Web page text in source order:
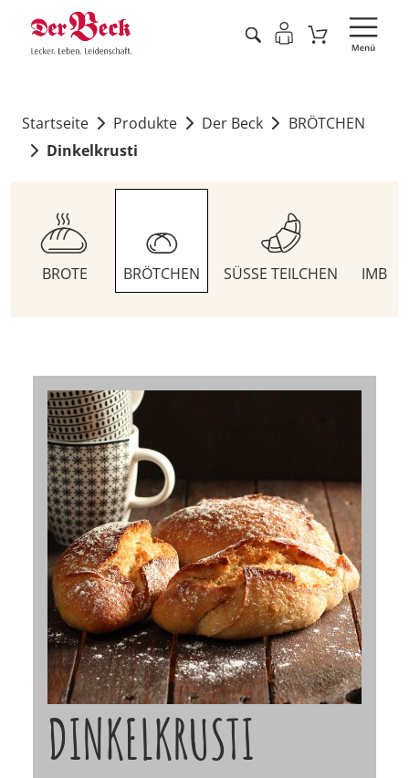
Startseite Produkte Der Beck
BRÖTCHEN
Dinkelkrusti
BROTE BRÖTCHEN SÜSSE TEILCHEN
DINKELKRUSTI